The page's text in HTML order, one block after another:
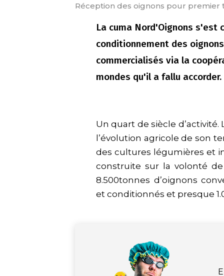
Réception des oignons pour premier
La cuma Nord'Oignons
conditionnement des
commercialisés via la
mondes qu'il a fallu accorder.
Un quart de siècle
l’évolution agricole de son
des cultures légumières et
construite sur la volonté de
8.500tonnes d’oignons
et conditionnés et presque